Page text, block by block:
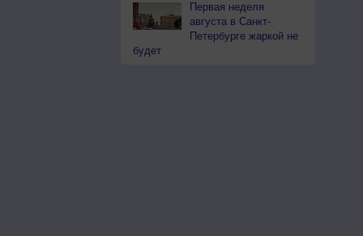
Первая неделя
августа в Санкт-
Петербурге жаркой не
будет